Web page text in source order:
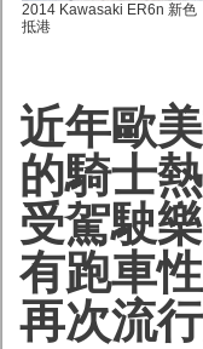
2014 Kawasaki ER6n 新色
抵港
近年歐
的騎士
受駕駛
有跑車
再次流行